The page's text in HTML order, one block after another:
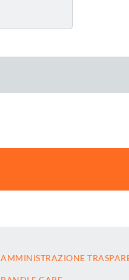
AMMINISTRAZIONE